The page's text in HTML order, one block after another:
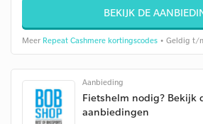
BEKIJK DE
Meer Repeat Cashmere kortingscodes • Geldig t/
Aanbieding
Fietshelm nodig? Bekijk
aanbiedingen